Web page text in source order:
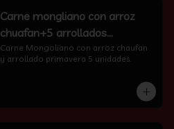
Carne mongliano con arroz
chuafan+5 arrollados
primavera
Carne Mongoliano con arroz chaufan
y arrollado primavera 5 unidades.